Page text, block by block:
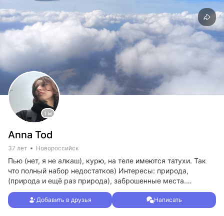
1 м
Anna Tod
37 лет Новороссийск
Пью (нет, я не алкаш), курю, на теле имеются татухи. Так
что полный набор недостатков) Интересы: природа,
(природа и ещё раз природа), заброшенные места.
Интересуют заводы, фабрики (масштабность, а не тупо по
стройкам попрыгать, эт не то), бункеры, пещеры
(желательно с летучими мышами и жутким эхом).
Добавить в друзья Написать